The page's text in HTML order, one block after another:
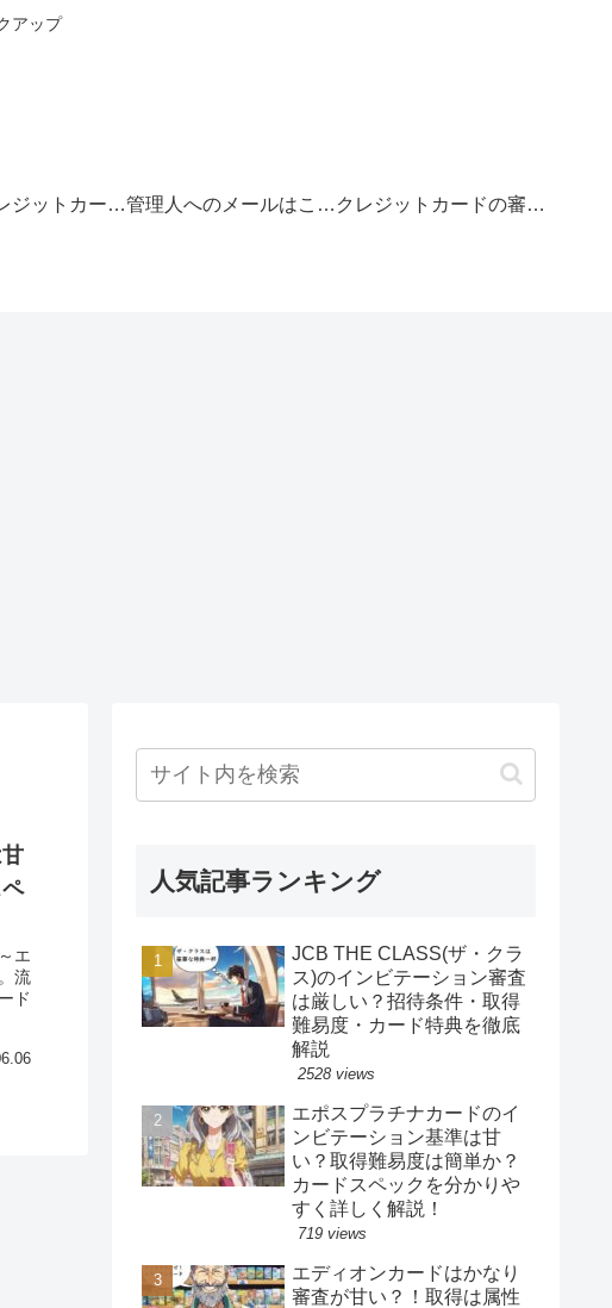
アップ
お得なクレジットカードの選び方 管理人へのメールはこちら クレジットカードの審査基準
エ
流
ド
人気記事ランキング
JCB THE CLASS(ザ・クラ
ス)のインビテーション審査
は厳しい？招待条件・取得
難易度・カード特典を徹底
解説
2528 views
エポスプラチナカードのイ
ンビテーション基準は甘
い？取得難易度は簡単か？
カードスペックを分かりや
すく詳しく解説！
719 views
エディオンカードはかなり
審査が甘い？！取得は属性